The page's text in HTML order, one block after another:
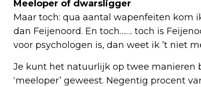
Meeloper of dwarsligger
Maar toch: qua aantal wapenfeiten kom
dan Feijenoord. En toch……. toch is
voor psychologen is, dan weet ik ’t niet
Je kunt het natuurlijk op twee manieren
‘meeloper’ geweest. Negentig procent